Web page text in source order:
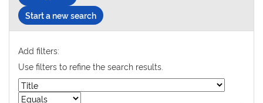
Start a new search
Add filters:
Use filters to refine the search results.